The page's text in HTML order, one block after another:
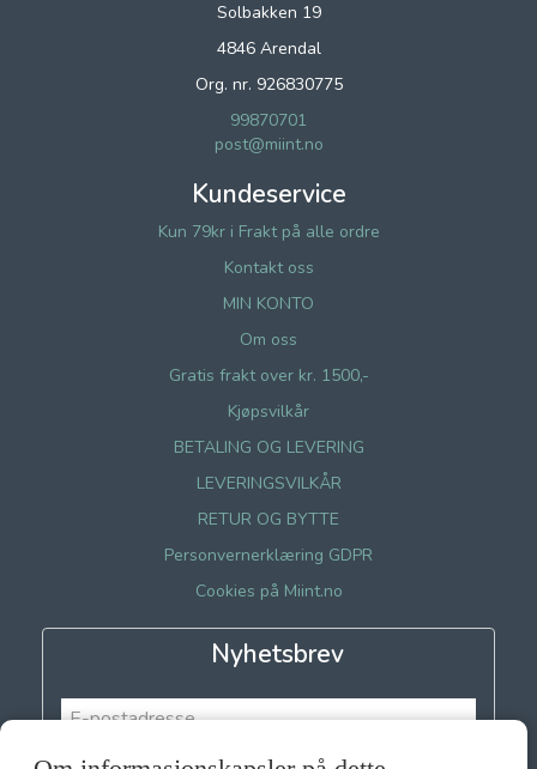
Solbakken 19
4846 Arendal
Org. nr. 926830775
99870701
post@miint.no
Kundeservice
Kun 79kr i Frakt på alle ordre
Kontakt oss
MIN KONTO
Om oss
Gratis frakt over kr. 1500,-
Kjøpsvilkår
BETALING OG LEVERING
LEVERINGSVILKÅR
RETUR OG BYTTE
Personvernerklæring GDPR
Cookies på Miint.no
Nyhetsbrev